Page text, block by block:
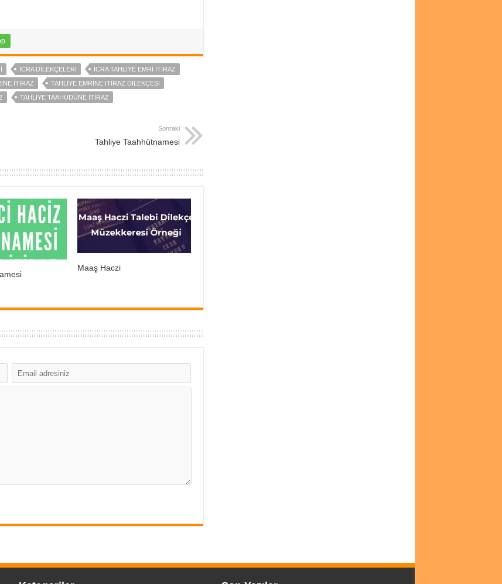
ICRA DILEKÇELERI
ICRA TAHLIYE EMRI ITIRAZ
ITIRAZ
TAHLIYE EMRINE ITIRAZ DILEKÇESI
TAHLIYE TAAHÜDÜNE ITIRAZ
Sonraki
Tahliye Taahhütnamesi
Maaş Haczi